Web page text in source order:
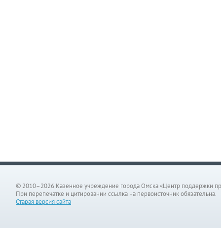
© 2010–2026 Казенное учреждение города Омска «Центр поддержки
При перепечатке и цитировании ссылка на первоисточник обязательна.
Старая версия сайта